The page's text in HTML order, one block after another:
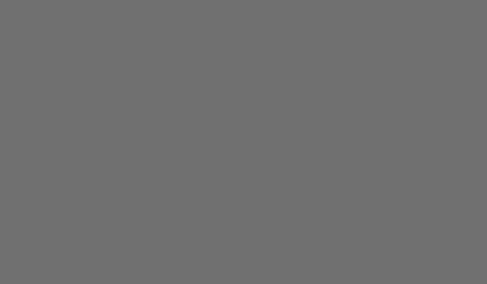
krommen